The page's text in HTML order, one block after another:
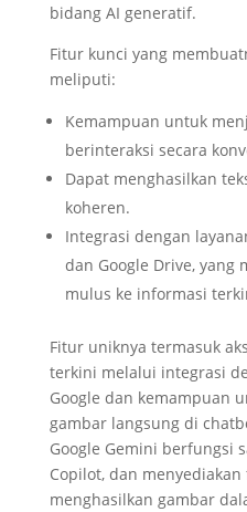
bidang AI generatif.
Fitur kunci yang
meliputi:
Kemampuan untuk
berinteraksi secara
Dapat menghasilkan
koheren.
Integrasi dengan
dan Google Drive, yang
mulus ke informasi
Fitur uniknya termasuk
terkini melalui integrasi
Google dan kemampuan
gambar langsung di
Google Gemini berfungsi
Copilot, dan
menghasilkan gambar